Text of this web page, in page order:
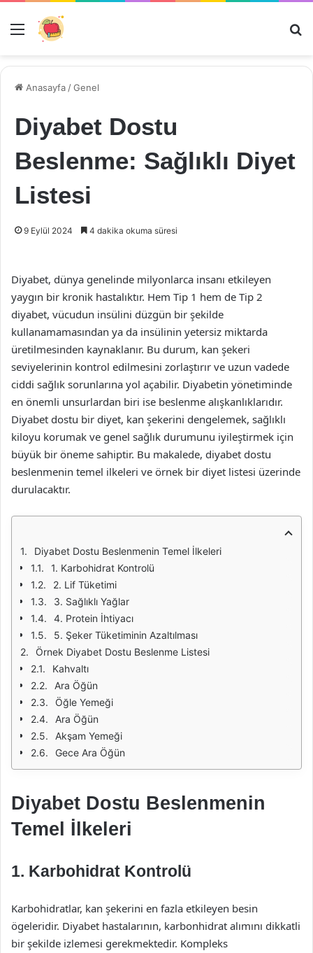
Menü
Anasayfa /Genel
Diyabet Dostu
Beslenme: Sağlıklı Diyet
Listesi
9 Eylül 2024 4 dakika okuma süresi
Diyabet, dünya genelinde milyonlarca insanı etkileyen
yaygın bir kronik hastalıktır. Hem Tip 1 hem de Tip 2
diyabet, vücudun insülini düzgün bir şekilde
kullanamamasından ya da insülinin yetersiz miktarda
üretilmesinden kaynaklanır. Bu durum, kan şekeri
seviyelerinin kontrol edilmesini zorlaştırır ve uzun vadede
ciddi sağlık sorunlarına yol açabilir. Diyabetin yönetiminde
en önemli unsurlardan biri ise beslenme alışkanlıklarıdır.
Diyabet dostu bir diyet, kan şekerini dengelemek, sağlıklı
kiloyu korumak ve genel sağlık durumunu iyileştirmek için
büyük bir öneme sahiptir. Bu makalede, diyabet dostu
beslenmenin temel ilkeleri ve örnek bir diyet listesi üzerinde
durulacaktır.
Diyabet Dostu Beslenmenin Temel İlkeleri
1. Karbohidrat Kontrolü
2. Lif Tüketimi
3. Sağlıklı Yağlar
4. Protein İhtiyacı
5. Şeker Tüketiminin Azaltılması
Örnek Diyabet Dostu Beslenme Listesi
Kahvaltı
Ara Öğün
Öğle Yemeği
Ara Öğün
Akşam Yemeği
Gece Ara Öğün
Diyabet Dostu Beslenmenin
Temel İlkeleri
1. Karbohidrat Kontrolü
Karbohidratlar, kan şekerini en fazla etkileyen besin
ögeleridir. Diyabet hastalarının, karbonhidrat alımını dikkatli
bir şekilde izlemesi gerekmektedir. Kompleks